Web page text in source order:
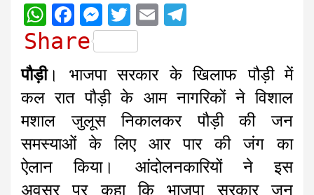
W
h
t
s
A
p
p
F
a
e
b
o
o
k
M
e
s
s
e
n
g
e
T
w
i
t
t
e
r
E
i
l
l
e
g
r
a
m
Share
पौड़ी। भाजपा सरकार के खिलाफ पौड़ी में
कल रात पौड़ी के आम नागरिकों ने विशाल
मशाल जुलूस निकालकर पौड़ी की जन
समस्याओं के लिए आर पार की जंग का
ऐलान किया। आंदोलनकारियों ने इस
अवसर पर कहा कि भाजपा सरकार जन